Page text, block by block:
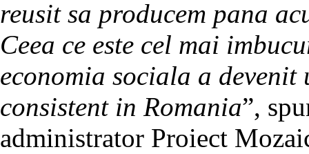
reusit sa producem pana
Ceea ce este cel mai
economia sociala a
consistent in Romania”,
administrator Proiect